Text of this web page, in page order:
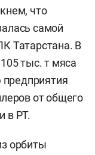
что
самой
Татарстана. В
тыс. т мяса
от общего
в РТ.
орбиты